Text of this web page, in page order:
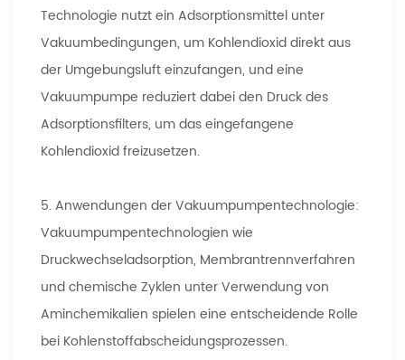
Technologie nutzt ein Adsorptionsmittel unter
Vakuumbedingungen, um Kohlendioxid direkt aus
der Umgebungsluft einzufangen, und eine
Vakuumpumpe reduziert dabei den Druck des
Adsorptionsfilters, um das eingefangene
Kohlendioxid freizusetzen.
5. Anwendungen der Vakuumpumpentechnologie:
Vakuumpumpentechnologien wie
Druckwechseladsorption, Membrantrennverfahren
und chemische Zyklen unter Verwendung von
Aminchemikalien spielen eine entscheidende Rolle
bei Kohlenstoffabscheidungsprozessen.